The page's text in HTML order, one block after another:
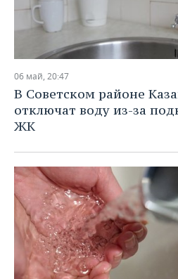
06 май, 20:47
В Советском районе
отключат воду из-за
ЖК